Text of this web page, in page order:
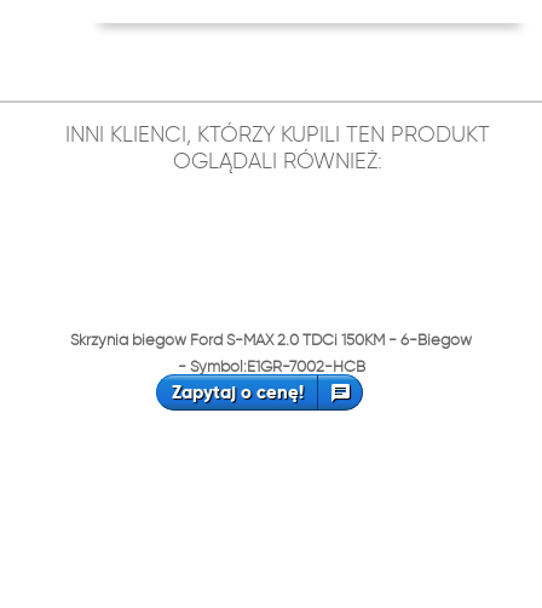
INNI KLIENCI, KTÓRZY KUPILI TEN PRODUKT
OGLĄDALI RÓWNIEŻ:
Skrzynia biegów Ford S-MAX 2.0 TDCi 150KM - 6-Biegów
- Symbol:E1GR-7002-HCB
Zapytaj o cenę!